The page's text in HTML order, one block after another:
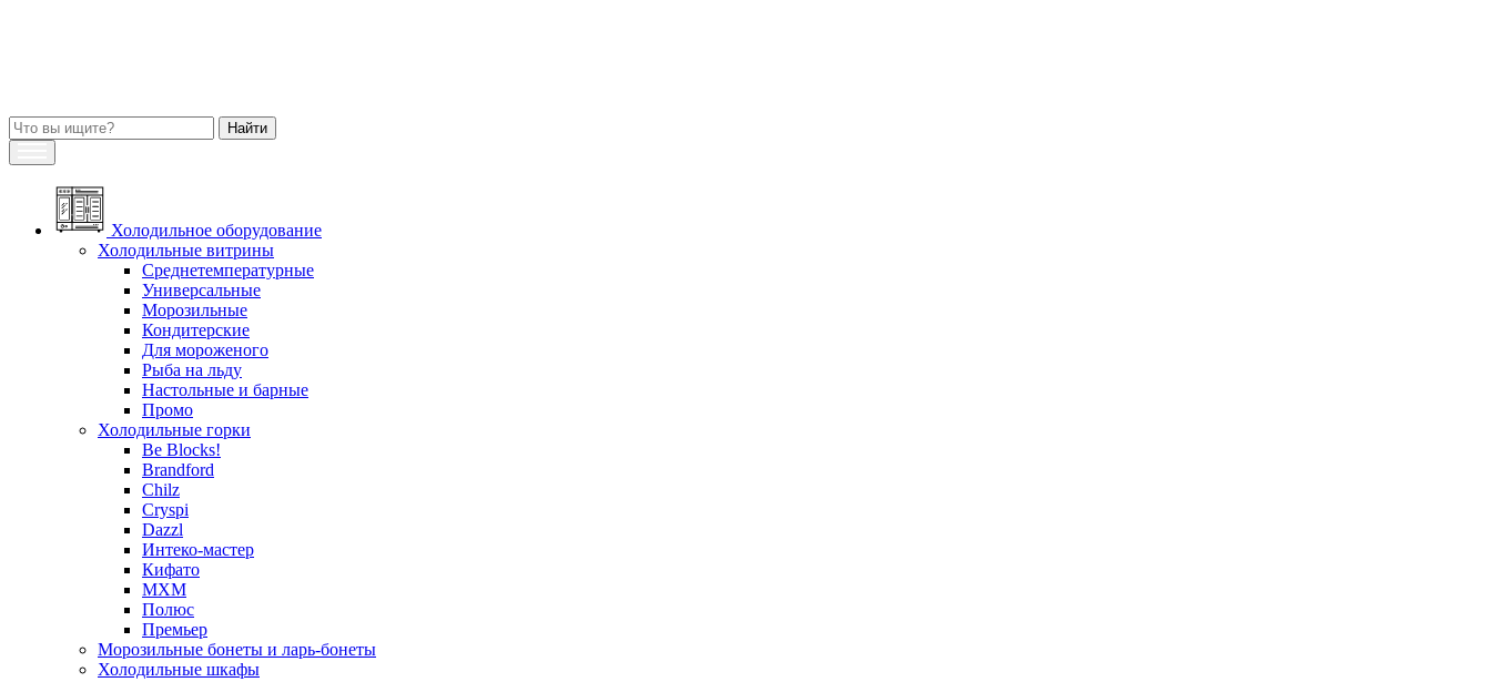
Холодильное оборудование
Холодильные витрины
Среднетемпературные
Универсальные
Морозильные
Кондитерские
Для мороженого
Рыба на льду
Настольные и барные
Промо
Холодильные горки
Be Blocks!
Brandford
Chilz
Cryspi
Dazzl
Интеко-мастер
Кифато
МХМ
Полюс
Премьер
Морозильные бонеты и ларь-бонеты
Холодильные шкафы